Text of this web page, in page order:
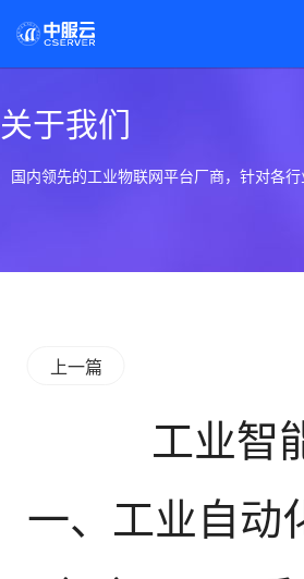
关于我们
国内领先的工业物联网平台厂商，针对各
上一篇